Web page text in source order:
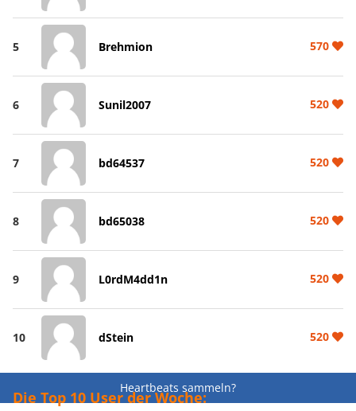
5 Brehmion 570
6 Sunil2007 520
7 bd64537 520
8 bd65038 520
9 L0rdM4dd1n 520
10 dStein 520
Heartbeats sammeln?
Die Top 10 User der Woche: